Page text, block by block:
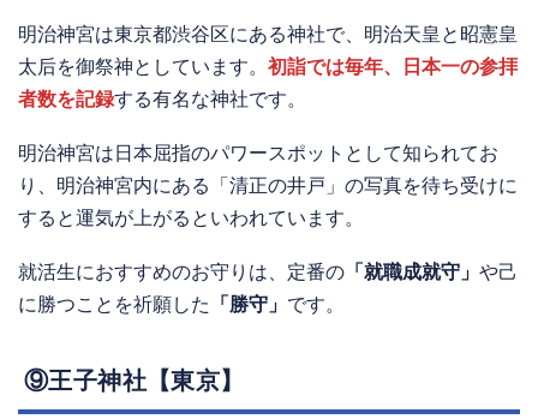
明治神宮は東京都渋谷区にある神社で、明治天皇と昭憲皇
太后を御祭神としています。 初詣では毎年、日本一の参拝
者数を記録する有名な神社です。
明治神宮は日本屈指のパワースポットとして知られてお
り、明治神宮内にある「清正の井戸」の写真を待ち受けに
すると運気が上がるといわれています。
就活生におすすめのお守りは、定番の 「就職成就守」 や己
に勝つことを祈願した
「勝守」 です。
⑨王子神社【東京】